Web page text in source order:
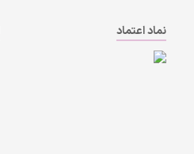
نماد اعتماد